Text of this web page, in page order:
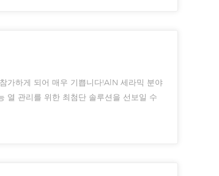
가하게 되어 매우 기쁩니다!AlN 세라믹 분야
열 관리를 위한 최첨단 솔루션을 선보일 수
업, 혁신, 그리고 첨단 세라믹의 미래에 대해